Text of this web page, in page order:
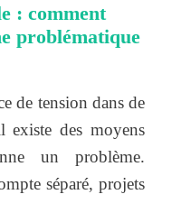
: comment
problématique
de tension dans de
existe des moyens
un problème.
séparé, projets